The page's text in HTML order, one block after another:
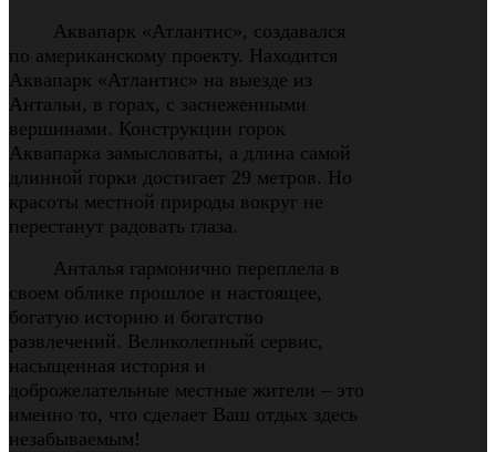
Аквапарк «Атлантис», создавался
по американскому проекту. Находится
Аквапарк «Атлантис» на выезде из
Антальи, в горах, с заснеженными
вершинами. Конструкции горок
Аквапарка замысловаты, а длина самой
длинной горки достигает 29 метров. Но
красоты местной природы вокруг не
перестанут радовать глаза.
Анталья гармонично переплела в
своем облике прошлое и настоящее,
богатую историю и богатство
развлечений. Великолепный сервис,
насыщенная история и
доброжелательные местные жители – это
именно то, что сделает Ваш отдых здесь
незабываемым!